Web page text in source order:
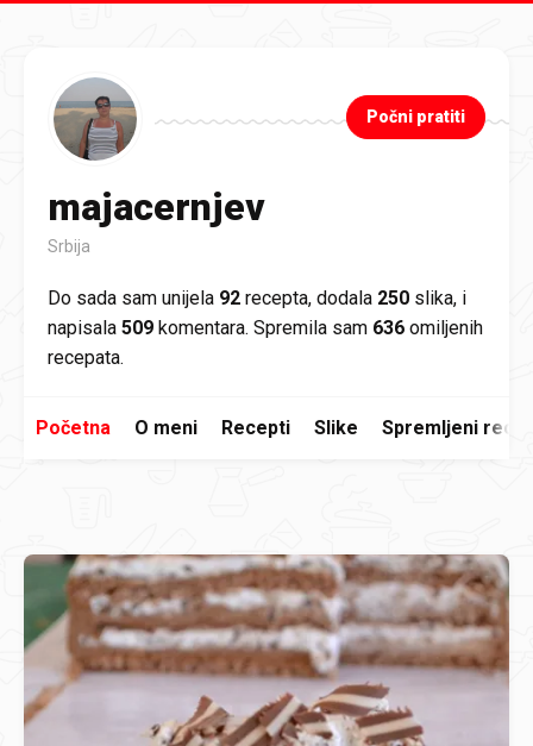
majacernjev
Srbija
Počni pratiti
Do sada sam unijela 92 recepta, dodala 250 slika, i
napisala 509 komentara. Spremila sam 636 omiljenih
recepata.
Početna O meni Recepti Slike Spremljeni